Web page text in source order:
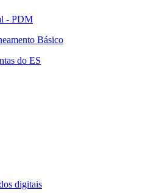
- PDM
Básico
do ES
digitais